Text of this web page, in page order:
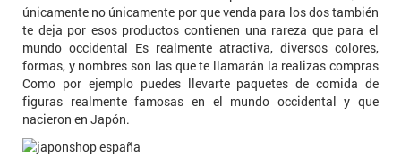
únicamente no únicamente por que venda para los dos también
te deja por esos productos contienen una rareza que para el
mundo occidental Es realmente atractiva, diversos colores,
formas, y nombres son las que te llamarán la realizas compras
Como por ejemplo puedes llevarte paquetes de comida de
figuras realmente famosas en el mundo occidental y que
nacieron en Japón.